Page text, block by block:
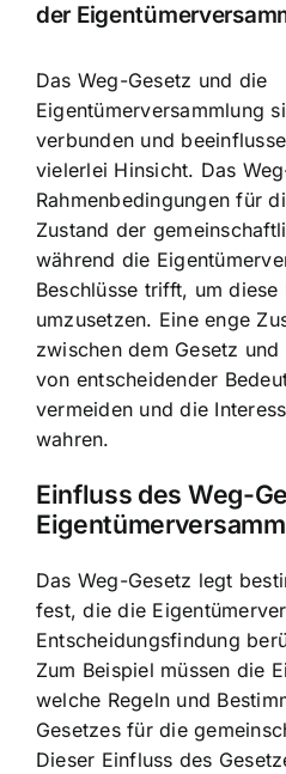
der
Das Weg-Gesetz und die
Eigentümerversammlung
verbunden und
vielerlei Hinsicht. Das
Rahmenbedingungen für
Zustand der
während die
Beschlüsse trifft, um diese
umzusetzen. Eine enge
zwischen dem Gesetz
von entscheidender
vermeiden und die
wahren.
Einfluss des Weg-
Das Weg-Gesetz legt
fest, die die
Entscheidungsfindung
Zum Beispiel müssen die
welche Regeln und
Gesetzes für die
Dieser Einfluss des